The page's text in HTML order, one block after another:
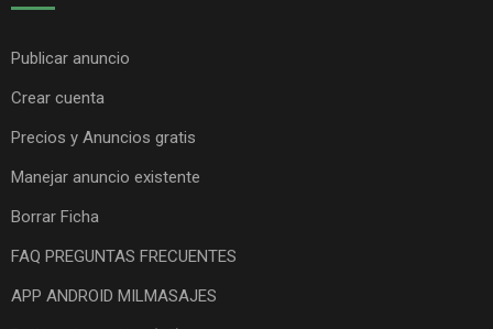
Publicar anuncio
Crear cuenta
Precios y Anuncios gratis
Manejar anuncio existente
Borrar Ficha
FAQ PREGUNTAS FRECUENTES
APP ANDROID MILMASAJES